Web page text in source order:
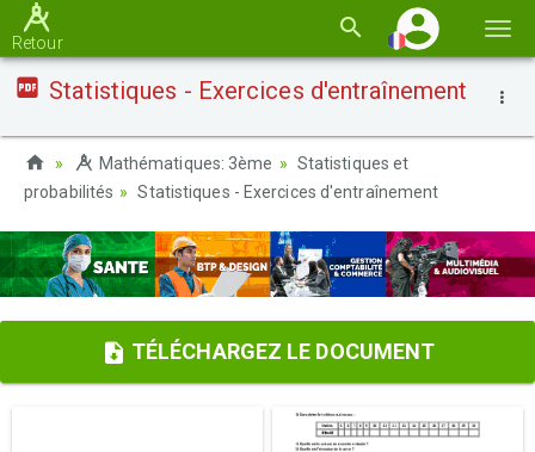
la
Retour
Statistiques - Exercices d'entraînement
Mathématiques: 3ème
Statistiques et
probabilités
Statistiques - Exercices d'entraînement
TÉLÉCHARGEZ LE DOCUMENT